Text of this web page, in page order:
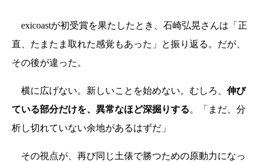
exicoastが初受賞を果たしたとき、石崎弘晃さんは「正
直、たまたま取れた感覚もあった」と振り返る。だが、
その後が違った。
横に広げない。新しいことを始めない。むしろ、 伸び
ている部分だけを、異常なほど深掘りする。「まだ、分
析し切れていない余地があるはずだ」
その視点が、再び同じ土俵で勝つための原動力になっ